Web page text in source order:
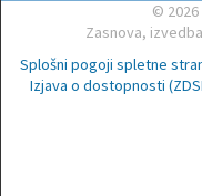
©
Zasnova,
Splošni pogoji spletne
Izjava o dostopnosti